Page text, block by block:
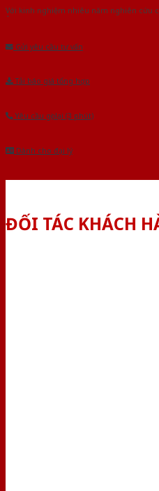
Với kinh nghiệm nhiêu năm nghiên cứu
Gửi yêu cầu tư vấn
Tải báo giá tổng hợp
Yêu cầu gọi lại (3 phút)
Dành cho đại lý
ĐỐI TÁC KHÁCH